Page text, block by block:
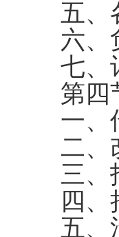
五、
六、
七、
第四
一、
二、
三、
四、
五、